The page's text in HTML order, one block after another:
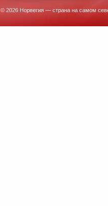
© 2026 Норвегия — страна на самом